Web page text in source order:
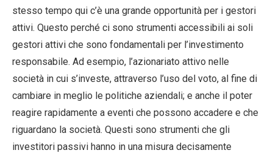
stesso tempo qui c’è una grande opportunità per i gestori
attivi. Questo perché ci sono strumenti accessibili ai soli
gestori attivi che sono fondamentali per l’investimento
responsabile. Ad esempio, l’azionariato attivo nelle
società in cui s’investe, attraverso l’uso del voto, al fine di
cambiare in meglio le politiche aziendali; e anche il poter
reagire rapidamente a eventi che possono accadere e che
riguardano la società. Questi sono strumenti che gli
investitori passivi hanno in una misura decisamente